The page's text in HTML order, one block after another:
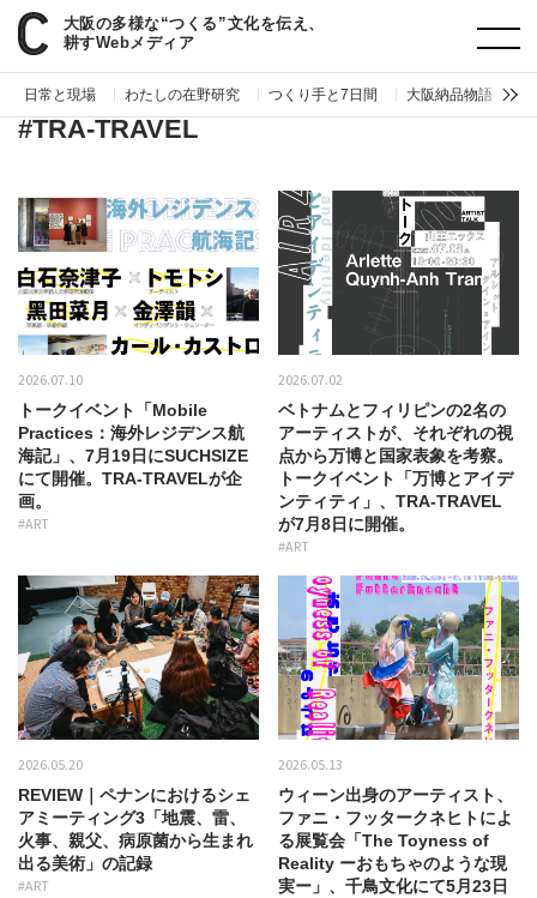
大阪の多様な“つくる”文化を伝え、
耕すWebメディア
日常と現場 わたしの在野研究 つくり手と7日間 大阪納品物語
paperC タグ TRA-TRAVEL
#TRA-TRAVEL
2026.07.10
トークイベント「Mobile
Practices：海外レジデンス航
海記」、7月19日にSUCHSIZE
にて開催。TRA-TRAVELが企
画。
#ART
2026.07.02
ベトナムとフィリピンの2名の
アーティストが、それぞれの視
点から万博と国家表象を考察。
トークイベント「万博とアイデ
ンティティ」、TRA-TRAVEL
が7月8日に開催。
#ART
2026.05.20
REVIEW｜ペナンにおけるシェ
アミーティング3「地震、雷、
火事、親父、病原菌から生まれ
出る美術」の記録
#ART
2026.05.13
ウィーン出身のアーティスト、
ファニ・フッタークネヒトによ
る展覧会「The Toyness of
Reality ーおもちゃのような現
実ー」、千鳥文化にて5月23日